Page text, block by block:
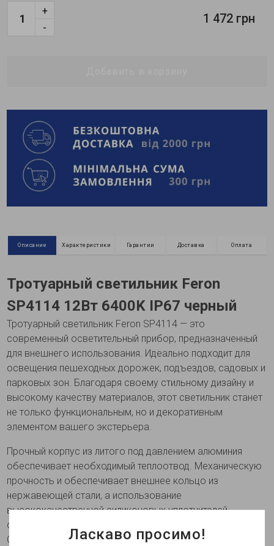
-
+
1 472 грн
Описание Характеристики Гарантии Доставка Оплата
Тротуарный светильник Feron
SP4114 12Вт 6400K IP67 черный
Тротуарный светильник Feron SP4114 — это
современный осветительный прибор, предназначенный
для внешнего использования. Идеально подходит для
освещения пешеходных дорожек, подъездов, садовых и
парковых зон. Благодаря своему стильному дизайну и
высокому качеству материалов, этот светильник станет
не только функциональным, но и декоративным
элементом вашего экстерьера.
Прочный корпус из литого под давлением алюминия
обеспечивает необходимый теплоотвод. Механическую
прочность и обеспечивает внешнее кольцо из
нержавеющей стали, а использование
высококачественной силиконовых уплотнителей
обеспечивает высокую степень защиты от пыли и влаги.
Оптический блок защищен ударопрочным закаленным
Ласкаво просимо!